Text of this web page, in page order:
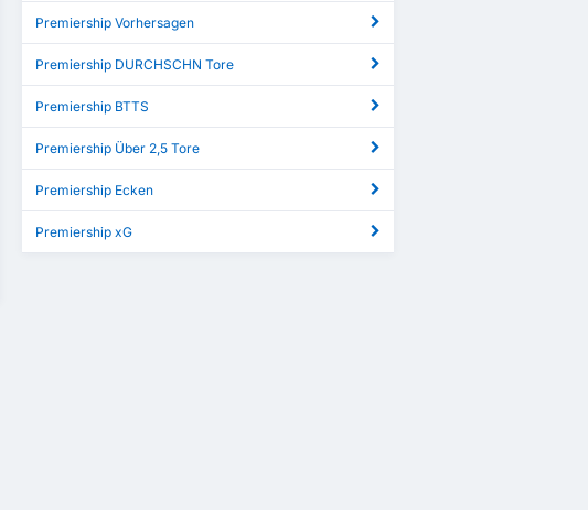
Premiership Vorhersagen
Premiership DURCHSCHN Tore
Premiership BTTS
Premiership Über 2,5 Tore
Premiership Ecken
Premiership xG